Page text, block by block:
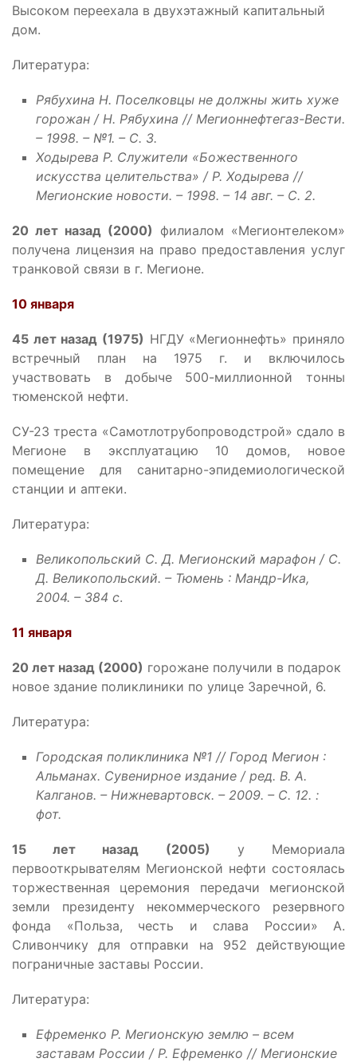
Высоком переехала в двухэтажный капитальный
дом.
Литература:
Рябухина Н. Поселковцы не должны жить хуже
горожан / Н. Рябухина // Мегионнефтегаз-Вести.
– 1998. – №1. – С. 3.
Ходырева Р. Служители «Божественного
искусства целительства» / Р. Ходырева //
Мегионские новости. – 1998. – 14 авг. – С. 2.
20 лет назад (2000) филиалом «Мегионтелеком»
получена лицензия на право предоставления услуг
транковой связи в г. Мегионе.
10 января
45 лет назад (1975) НГДУ «Мегионнефть» приняло
встречный план на 1975 г. и включилось
участвовать в добыче 500-миллионной тонны
тюменской нефти.
СУ-23 треста «Самотлотрубопроводстрой» сдало в
Мегионе в эксплуатацию 10 домов, новое
помещение для санитарно-эпидемиологической
станции и аптеки.
Литература:
Великопольский С. Д. Мегионский марафон / С.
Д. Великопольский. – Тюмень : Мандр-Ика,
2004. – 384 с.
11 января
20 лет назад (2000) горожане получили в подарок
новое здание поликлиники по улице Заречной, 6.
Литература:
Городская поликлиника №1 // Город Мегион :
Альманах. Сувенирное издание / ред. В. А.
Калганов. – Нижневартовск. – 2009. – С. 12. :
фот.
15 лет назад (2005) у Мемориала
первооткрывателям Мегионской нефти состоялась
торжественная церемония передачи мегионской
земли президенту некоммерческого резервного
фонда «Польза, честь и слава России» А.
Сливончику для отправки на 952 действующие
пограничные заставы России.
Литература:
Ефременко Р. Мегионскую землю – всем
заставам России / Р. Ефременко // Мегионские